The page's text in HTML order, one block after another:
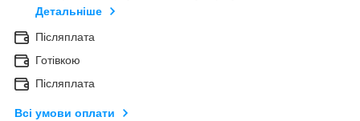
Детальніше
Післяплата
Готівкою
Післяплата
Всі умови оплати